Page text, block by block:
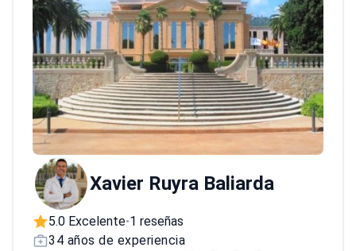
Xavier Ruyra Baliarda
5.0 Excelente•1 reseñas
34 años de experiencia